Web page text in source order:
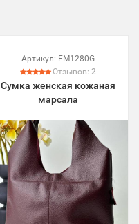
Артикул: FM1280G
Отзывов: 2
Сумка женская кожаная
марсала